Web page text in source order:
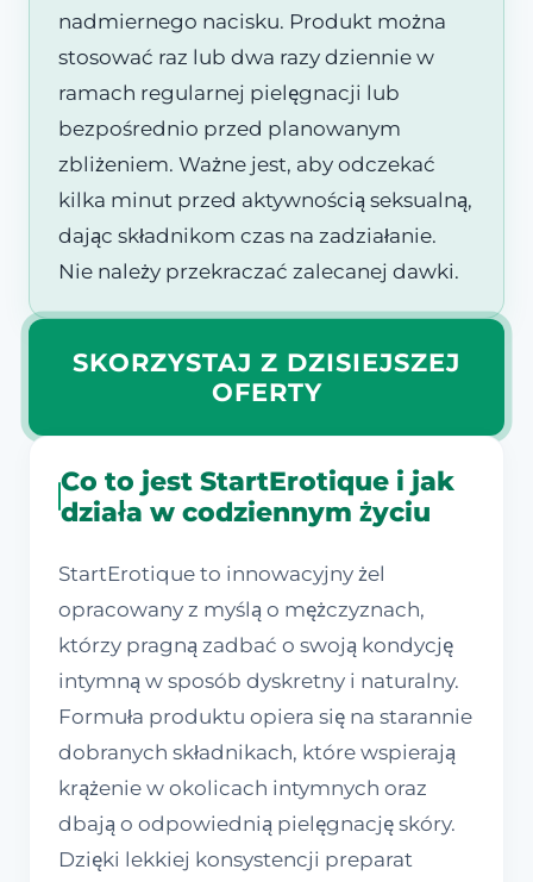
nadmiernego nacisku. Produkt można
stosować raz lub dwa razy dziennie w
ramach regularnej pielęgnacji lub
bezpośrednio przed planowanym
zbliżeniem. Ważne jest, aby odczekać
kilka minut przed aktywnością seksualną,
dając składnikom czas na zadziałanie.
Nie należy przekraczać zalecanej dawki.
SKORZYSTAJ Z DZISIEJSZEJ
OFERTY
Co to jest StartErotique i jak
działa w codziennym życiu
StartErotique to innowacyjny żel
opracowany z myślą o mężczyznach,
którzy pragną zadbać o swoją kondycję
intymną w sposób dyskretny i naturalny.
Formuła produktu opiera się na starannie
dobranych składnikach, które wspierają
krążenie w okolicach intymnych oraz
dbają o odpowiednią pielęgnację skóry.
Dzięki lekkiej konsystencji preparat